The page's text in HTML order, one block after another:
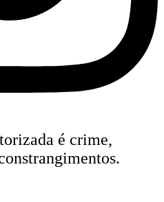
é crime,